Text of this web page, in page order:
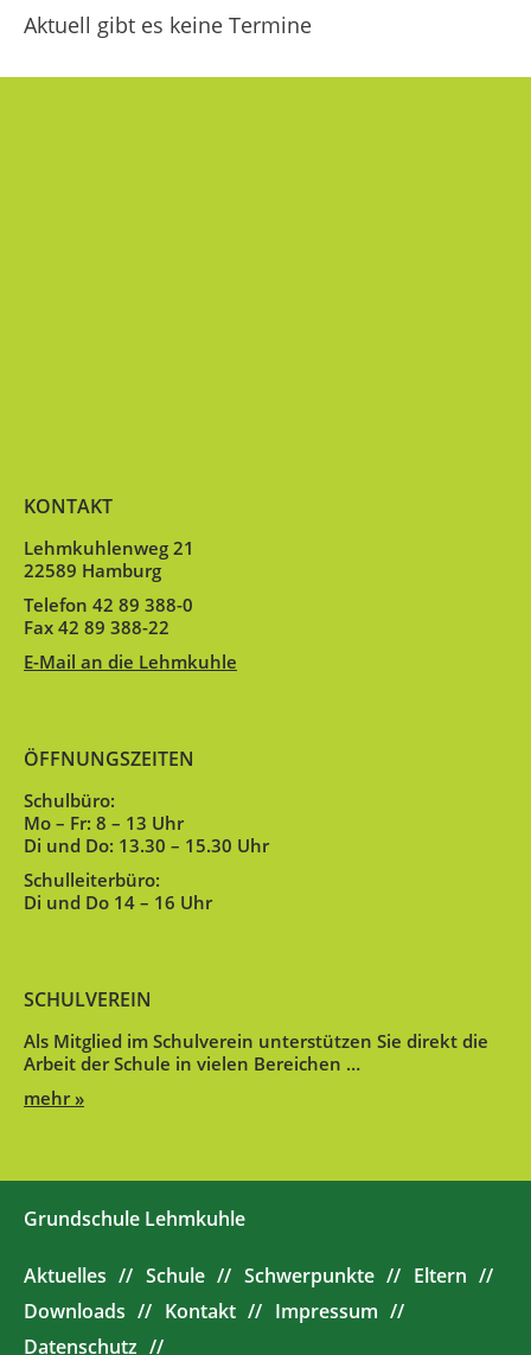
Aktuell gibt es keine Termine
KONTAKT
Lehmkuhlenweg 21
22589 Hamburg
Telefon 42 89 388-0
Fax 42 89 388-22
E-Mail an die Lehmkuhle
ÖFFNUNGSZEITEN
Schulbüro:
Mo – Fr: 8 – 13 Uhr
Di und Do: 13.30 – 15.30 Uhr
Schulleiterbüro:
Di und Do 14 – 16 Uhr
SCHULVEREIN
Als Mitglied im Schulverein unterstützen Sie direkt die
Arbeit der Schule in vielen Bereichen …
mehr »
Grundschule Lehmkuhle
Aktuelles Schule Schwerpunkte
Eltern
Downloads
Kontakt
Impressum
Datenschutz